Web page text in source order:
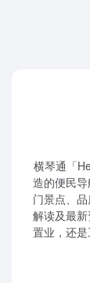
横琴通「
造的便民
门景点、
解读及最
置业，还